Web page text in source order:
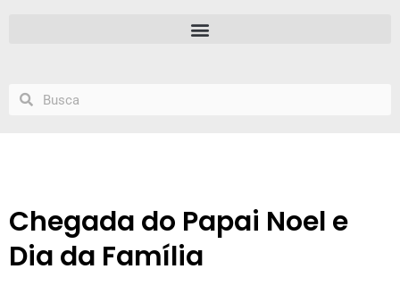
Chegada do Papai Noel e
Dia da Família